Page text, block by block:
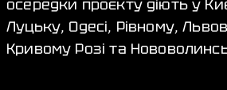
осередки проєкту діють у
Луцьку, Одесі, Рівному,
Кривому Розі та